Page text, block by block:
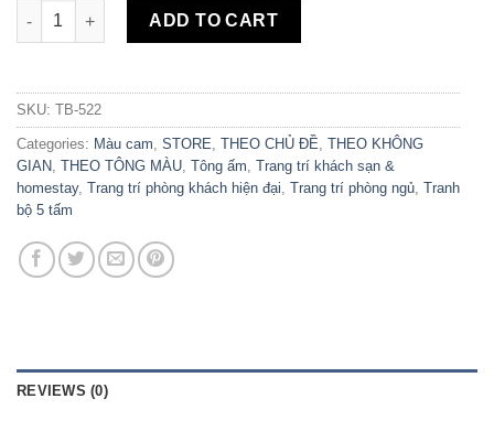
Bộ 5 Tranh Canvas City By Orange TB-522 quantity
ADD TO CART
SKU: TB-522
Categories: Màu cam, STORE, THEO CHỦ ĐỀ, THEO KHÔNG
GIAN, THEO TÔNG MÀU, Tông ấm, Trang trí khách sạn &
homestay, Trang trí phòng khách hiện đại, Trang trí phòng ngủ, Tranh
bộ 5 tấm
REVIEWS (0)